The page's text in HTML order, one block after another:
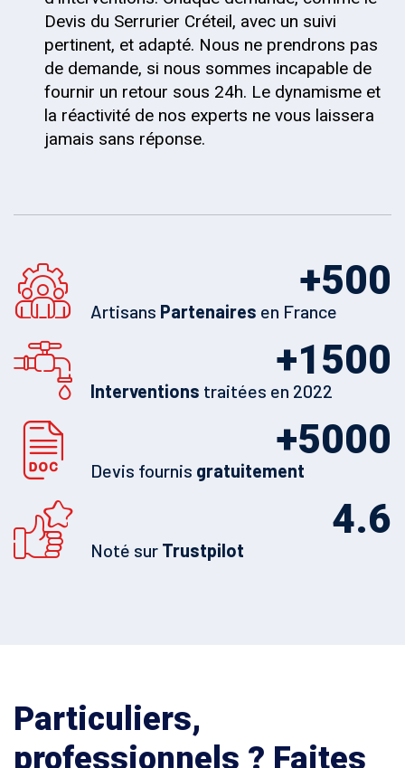
Devis du Serrurier Créteil, avec un suivi
pertinent, et adapté. Nous ne prendrons pas
de demande, si nous sommes incapable de
fournir un retour sous 24h. Le dynamisme et
la réactivité de nos experts ne vous laissera
jamais sans réponse.
500
+
Artisans Partenaires en France
1500
+
Interventions traitées en 2022
5000
+
Devis fournis gratuitement
4.6
Noté sur Trustpilot
Particuliers,
professionnels ? Faites